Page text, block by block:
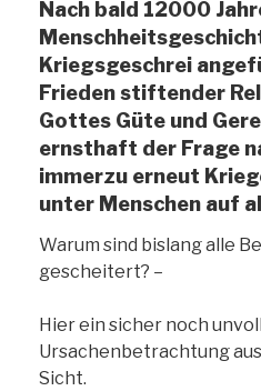
Nach bald 12000
Kriegsgeschrei
Frieden stiftender
Gottes Güte und
ernsthaft der Frage
immerzu erneut
unter Menschen auf
Warum sind bislang alle
gescheitert? –
Hier ein sicher noch
Ursachenbetrachtung
Sicht.